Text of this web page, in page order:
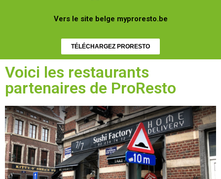
Vers le site belge myproresto.be
TÉLÉCHARGEZ PRORESTO
Voici les restaurants
partenaires de ProResto